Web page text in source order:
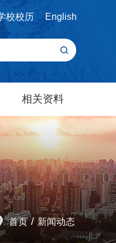
校校历 English
相关资料
首页 / 新闻动态